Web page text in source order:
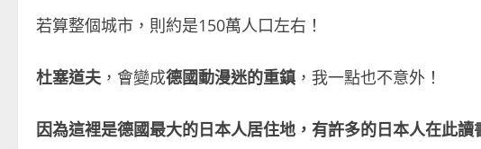
若算整個城市，則約是150萬人口左右！
杜塞道夫，會變成德國動漫迷的重鎮 ，我一點也不意外！
因為這裡是德國最大的日本人居住地，有許多的日本人在此讀